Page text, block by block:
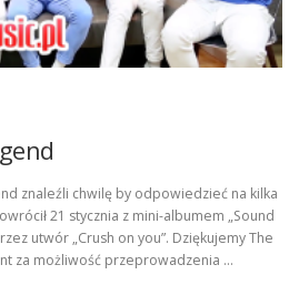
znaleźli chwilę by odpowiedzieć na kilka
21 stycznia z mini-albumem „Sound
utwór „Crush on you”. Dziękujemy The
za możliwość przeprowadzenia …